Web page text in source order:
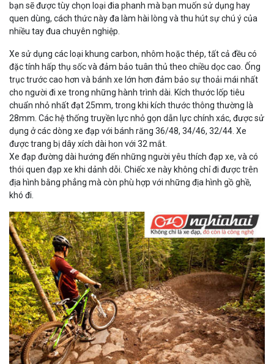
bạn sẽ được tùy chọn loại đia phanh mà bạn muốn sử dụng hay
quen dùng, cách thức này đa làm hài lòng và thu hút sự chú ý của
nhiều tay đua chuyên nghiệp.
Xe sử dụng các loại khung carbon, nhôm hoặc thép, tất cả đều có
đặc tính hấp thụ sốc và đảm bảo tuân thủ theo chiều dọc cao. Ống
trục trước cao hơn và bánh xe lớn hơn đảm bảo sự thoải mái nhất
cho người đi xe trong những hành trình dài. Kích thước lốp tiêu
chuẩn nhỏ nhất đạt 25mm, trong khi kích thước thông thường là
28mm. Các hệ thống truyền lực nhỏ gọn dẫn lực chính xác, được sử
dụng ở các dòng xe đạp với bánh răng 36/48, 34/46, 32/44. Xe
được trang bị dây xích dài hon với 32 mắt.
Xe đạp đường dài hướng đến những người yêu thích đạp xe, và có
thói quen đạp xe khi dảnh dỗi. Chiếc xe này không chỉ đi được trên
địa hình bằng phẳng mà còn phù hợp với những địa hình gồ ghề,
khó đi.